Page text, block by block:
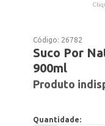
Código: 26782
Suco Por
900ml
Produto
Quantidade: